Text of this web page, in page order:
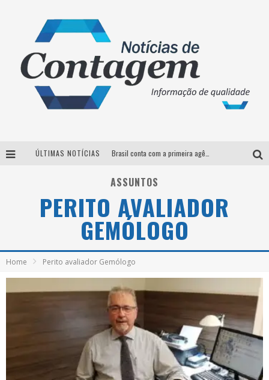
ÚLTIMAS NOTÍCIAS
Votação para o concurso Rainha do Pedro Leopoldo Rodeio Show 2026 é liberada no G1
ASSUNTOS
PERITO AVALIADOR
GEMÓLOGO
Home Perito avaliador Gemólogo